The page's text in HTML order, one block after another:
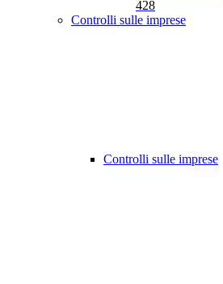
428
Controlli sulle imprese
Controlli sulle imprese